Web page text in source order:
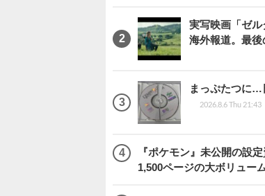
実写映画「ゼ
海外報道。最
まっぷたつに…
2026.8.6 Thu 21:43
『ポケモン』未公開の設
1,500ページの大ボリュー